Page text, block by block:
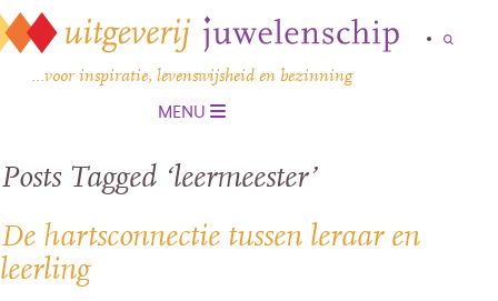
…voor inspiratie, levenswijsheid en bezinning
MENU
Posts Tagged ‘leermeester’
De hartsconnectie tussen leraar en
leerling